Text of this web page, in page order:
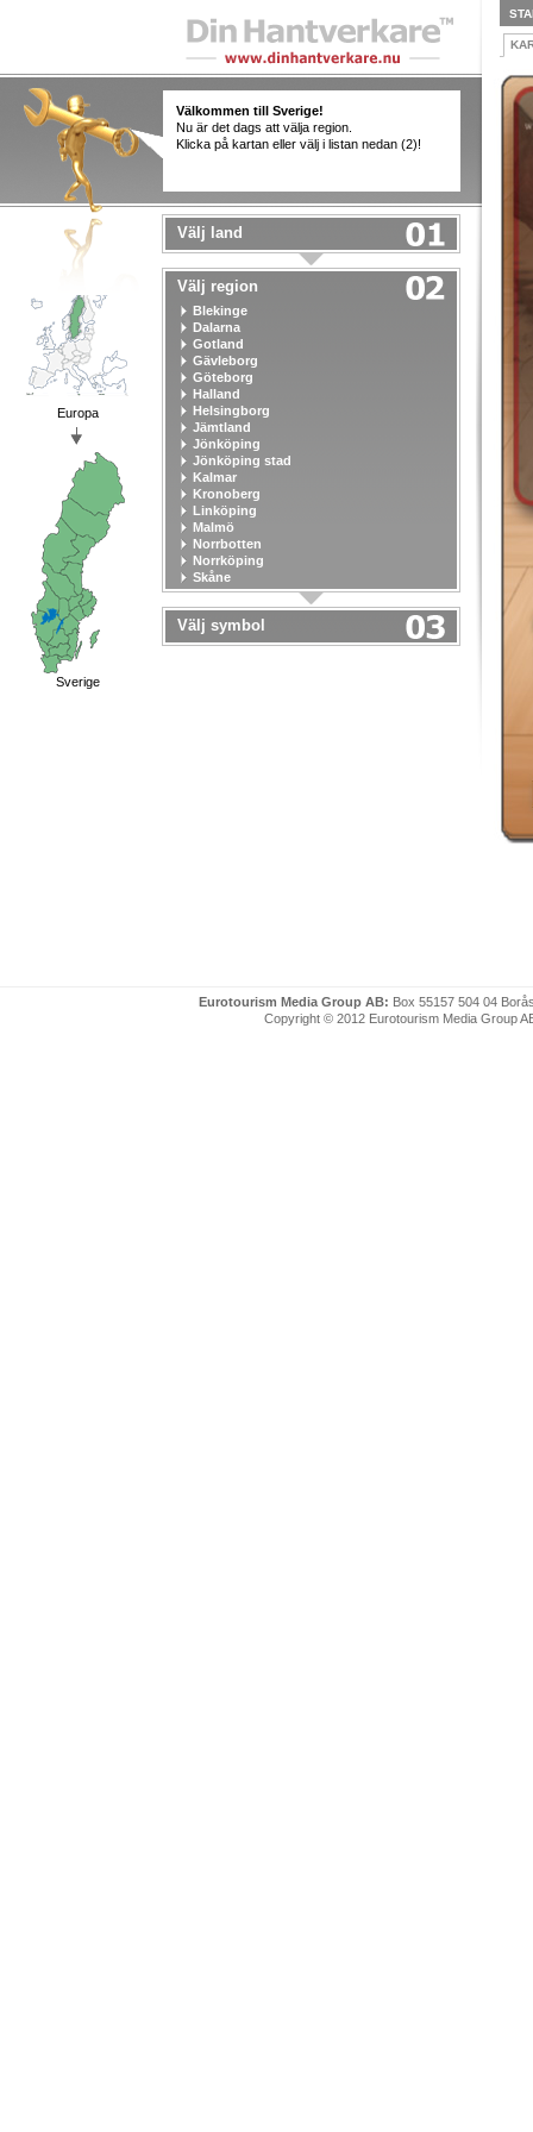
Välkommen till Sverige!
Nu är det dags att välja region.
Klicka på kartan eller välj i listan nedan (2)!
Europa
Sverige
Välj land
Välj region
Blekinge
Dalarna
Gotland
Gävleborg
Göteborg
Halland
Helsingborg
Jämtland
Jönköping
Jönköping stad
Kalmar
Kronoberg
Linköping
Malmö
Norrbotten
Norrköping
Skåne
Stockholm
Stockholm stad
Södermanland
Uppsala
Välj symbol
Eurotourism Media Group AB: Box 55157 504 04
Copyright © 2012 Eurotourism Media Group